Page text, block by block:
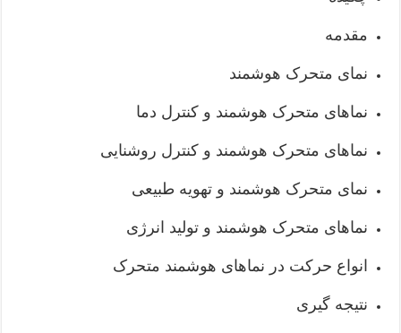
مقدمه
نمای متحرک هوشمند
نماهای متحرک هوشمند و کنترل دما
نماهای متحرک هوشمند و کنترل روشنایی
نمای متحرک هوشمند و تهویه طبیعی
نماهای متحرک هوشمند و تولید انرژی
انواع حرکت در نماهای هوشمند متحرک
نتیجه گیری